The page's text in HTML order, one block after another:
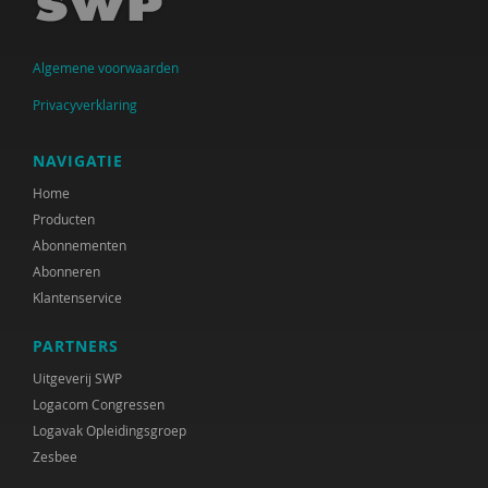
Algemene voorwaarden
Privacyverklaring
NAVIGATIE
Home
Producten
Abonnementen
Abonneren
Klantenservice
PARTNERS
Uitgeverij SWP
Logacom Congressen
Logavak Opleidingsgroep
Zesbee